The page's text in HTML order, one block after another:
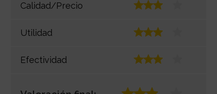
Calidad/Precio
Utilidad
Efectividad